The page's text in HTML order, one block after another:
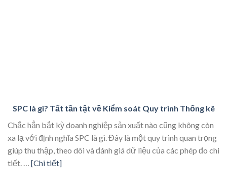
SPC là gì? Tất tần tật về Kiểm soát Quy trình Thống kê
Chắc hẳn bắt kỳ doanh nghiệp sản xuất nào cũng không còn
xa lạ với định nghĩa SPC là gì. Đây là một quy trình quan trọng
giúp thu thập, theo dõi và đánh giá dữ liệu của các phép đo chi
tiết. … [Chi tiết]